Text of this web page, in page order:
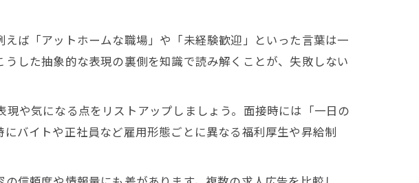
ば「アットホームな職場」や「未経験歓迎」といった言葉は一
した抽象的な表現の裏側を知識で読み解くことが、失敗しない
や気になる点をリストアップしましょう。面接時には「一日の
バイトや正社員など雇用形態ごとに異なる福利厚生や昇給制